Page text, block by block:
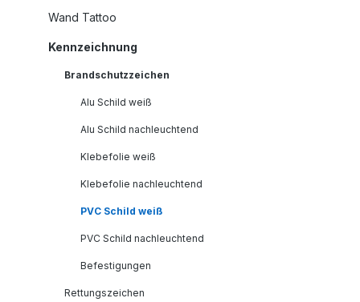
Wand Tattoo
Kennzeichnung
Brandschutzzeichen
Alu Schild weiß
Alu Schild nachleuchtend
Klebefolie weiß
Klebefolie nachleuchtend
PVC Schild weiß
PVC Schild nachleuchtend
Befestigungen
Rettungszeichen